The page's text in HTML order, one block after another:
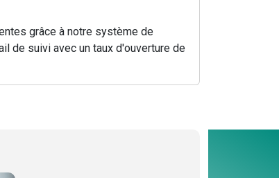
grâce à notre système de
de suivi avec un taux d'ouverture de